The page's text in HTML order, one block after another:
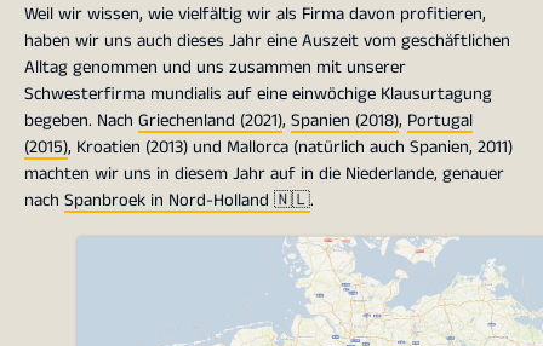
Weil wir wissen, wie vielfältig wir als Firma davon profitieren,
haben wir uns auch dieses Jahr eine Auszeit vom geschäftlichen
Alltag genommen und uns zusammen mit unserer
Schwesterfirma mundialis auf eine einwöchige Klausurtagung
begeben. Nach Griechenland (2021), Spanien (2018), Portugal
(2015), Kroatien (2013) und Mallorca (natürlich auch Spanien, 2011)
machten wir uns in diesem Jahr auf in die Niederlande, genauer
nach Spanbroek in Nord-Holland 🇳🇱.